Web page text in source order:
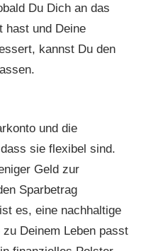
Du Dich an das
hast und Deine
kannst Du den
und die
sie flexibel sind.
Geld zur
Sparbetrag
es, eine nachhaltige
Deinem Leben passt